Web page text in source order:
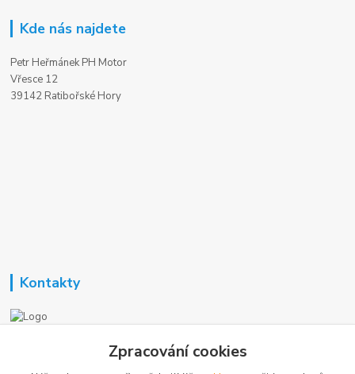
Kde nás najdete
Petr Heřmánek PH Motor
Vřesce 12
39142 Ratibořské Hory
Kontakty
Zpracování cookies